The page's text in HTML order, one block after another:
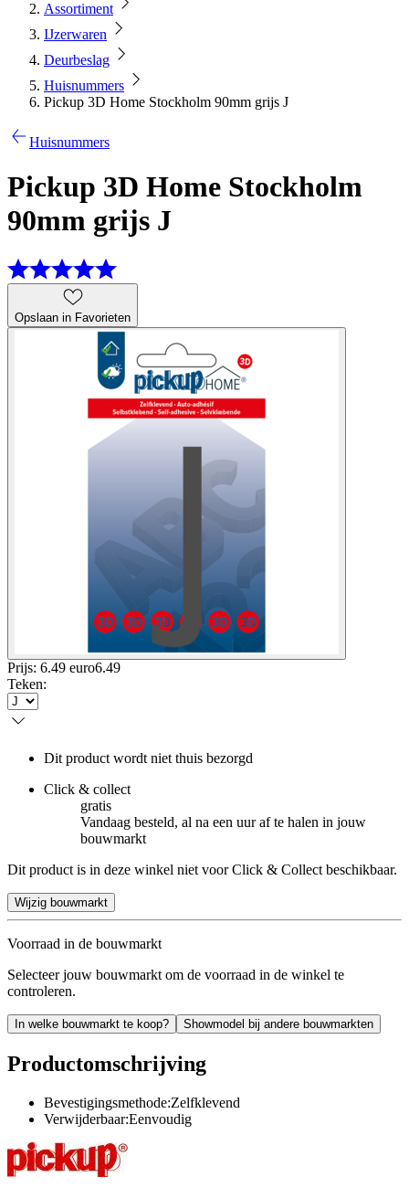
Assortiment
IJzerwaren
Deurbeslag
Huisnummers
Pickup 3D Home Stockholm 90mm grijs J
Huisnummers
Pickup 3D Home Stockholm
90mm grijs J
Opslaan in Favorieten
Prijs: 6.49 euro6.49
Teken:
Dit product wordt niet thuis bezorgd
Click & collect
gratis
Vandaag besteld, al na een uur af te halen in jouw
bouwmarkt
Dit product is in deze winkel niet voor Click & Collect beschikbaar.
Wijzig bouwmarkt
Voorraad in de bouwmarkt
Selecteer jouw bouwmarkt om de voorraad in de winkel te
controleren.
In welke bouwmarkt te koop? Showmodel bij andere bouwmarkten
Productomschrijving
Bevestigingsmethode:Zelfklevend
Verwijderbaar:Eenvoudig